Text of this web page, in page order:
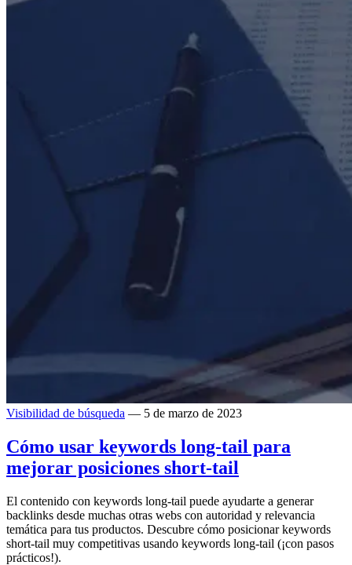
Visibilidad de búsqueda — 5 de marzo de 2023
Cómo usar keywords long-tail para
mejorar posiciones short-tail
El contenido con keywords long-tail puede ayudarte a generar
backlinks desde muchas otras webs con autoridad y relevancia
temática para tus productos. Descubre cómo posicionar keywords
short-tail muy competitivas usando keywords long-tail (¡con pasos
prácticos!).